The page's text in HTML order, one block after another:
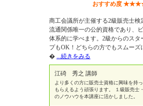
おすすめ度 ★★★
商工会議所が主催する2級販売士検
流通関係唯一の公的資格であり、
体系的に学べます。2級からのスタ
プもOK！どちらの方でもスムー
� ...続きをみる
江碕 秀之 講師
より多くの方に販売士資格に興味を持
もらえるよう頑張ります。 １級販売士
のノウハウを本講座に活かしました。